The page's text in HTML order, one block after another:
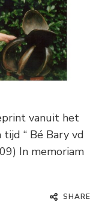
vanuit het
“ Bé Bary vd
In memoriam
SHARE